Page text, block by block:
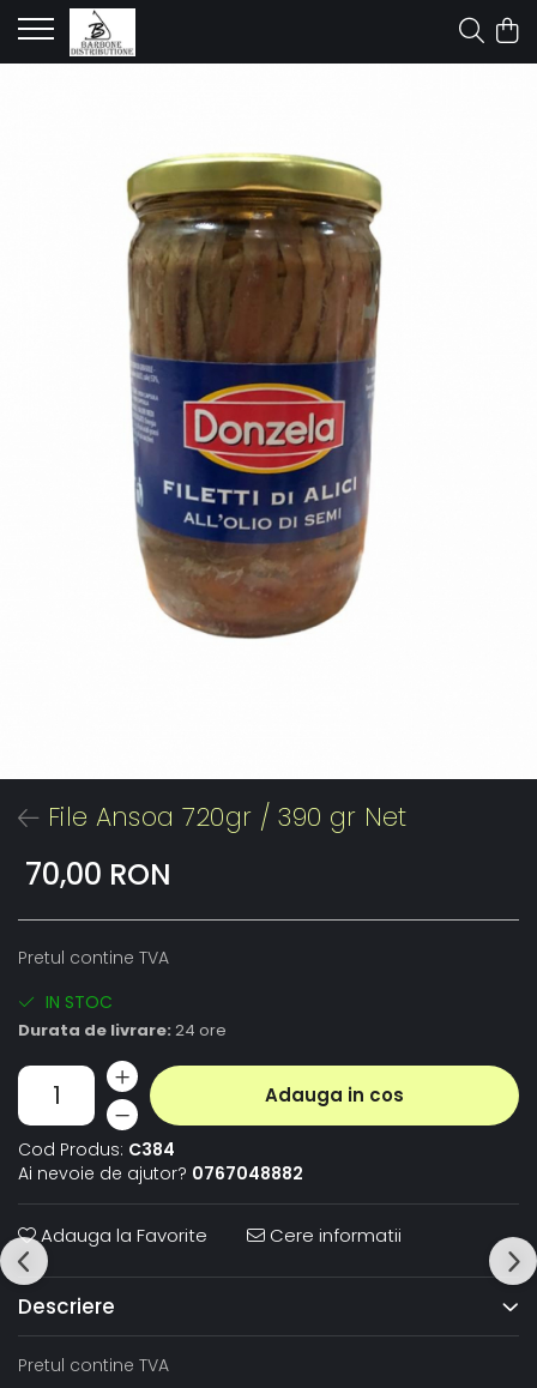
File Ansoa 720gr / 390 gr Net
70,00 RON
Pretul contine TVA
IN STOC
Durata de livrare: 24 ore
Adauga in cos
Cod Produs: C384
Ai nevoie de ajutor? 0767048882
Adauga la Favorite Cere informatii
Descriere
Pretul contine TVA